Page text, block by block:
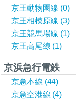
京王動物園線 (0)
京王相模原線 (3)
京王競馬場線 (1)
京王高尾線 (1)
京浜急行電鉄
京急本線 (44)
京急空港線 (4)